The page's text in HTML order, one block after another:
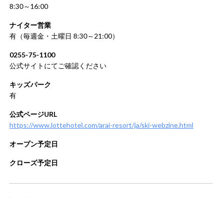
8:30～16:00
ナイター営業
有（毎週金・土曜日 8:30～21:00）
0255-75-1100
公式サイトにてご確認ください
キッズパーク
有
公式ページURL
https://www.lottehotel.com/arai-resort/ja/ski-webzine.html
オープン予定日
クローズ予定日